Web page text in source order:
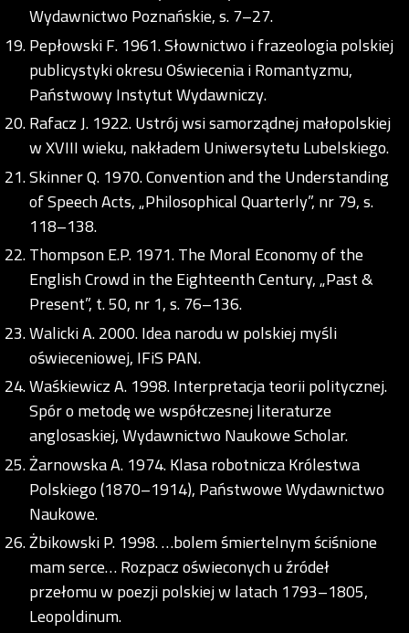
Wydawnictwo Poznańskie, s. 7–27.
Pepłowski F. 1961. Słownictwo i frazeologia polskiej
publicystyki okresu Oświecenia i Romantyzmu,
Państwowy Instytut Wydawniczy.
Rafacz J. 1922. Ustrój wsi samorządnej małopolskiej
w XVIII wieku, nakładem Uniwersytetu Lubelskiego.
Skinner Q. 1970. Convention and the Understanding
of Speech Acts, „Philosophical Quarterly”, nr 79, s.
118–138.
Thompson E.P. 1971. The Moral Economy of the
English Crowd in the Eighteenth Century, „Past &
Present”, t. 50, nr 1, s. 76–136.
Walicki A. 2000. Idea narodu w polskiej myśli
oświeceniowej, IFiS PAN.
Waśkiewicz A. 1998. Interpretacja teorii politycznej.
Spór o metodę we współczesnej literaturze
anglosaskiej, Wydawnictwo Naukowe Scholar.
Żarnowska A. 1974. Klasa robotnicza Królestwa
Polskiego (1870–1914), Państwowe Wydawnictwo
Naukowe.
Żbikowski P. 1998. …bolem śmiertelnym ściśnione
mam serce… Rozpacz oświeconych u źródeł
przełomu w poezji polskiej w latach 1793–1805,
Leopoldinum.